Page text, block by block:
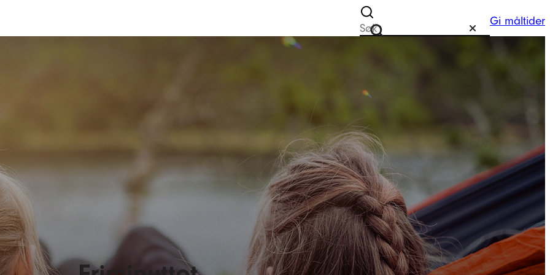
Søk etter
Søk TilbakestillGi måltider